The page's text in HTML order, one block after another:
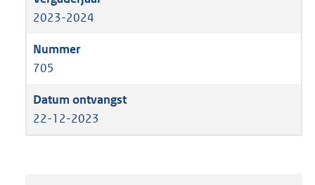
2023-2024
705
22-12-2023